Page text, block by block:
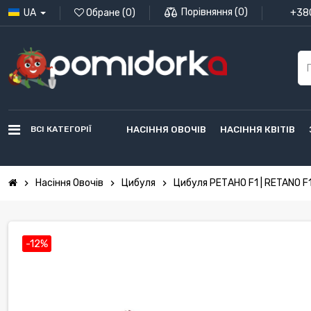
UA Обране (0) Порівняння (0)
ВСІ КАТЕГОРІЇ НАСІННЯ ОВОЧІВ НАСІННЯ КВІТІВ
chevron_right Насіння Овочів chevron_right Цибуля chevron_right Цибуля РЕТАНО F1 | RETANO
-12%